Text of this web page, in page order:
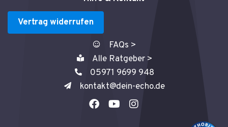
Vertrag widerrufen
FAQs >
Alle Ratgeber >
05971 9699 948
kontakt@dein-echo.de
F Y I